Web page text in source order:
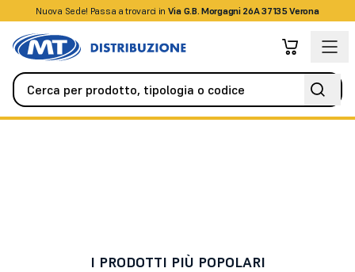
Nuova Sede! Passa a trovarci in Via G.B. Morgagni 26A 37135 Verona
+39045509826
I PRODOTTI PIÙ POPOLARI